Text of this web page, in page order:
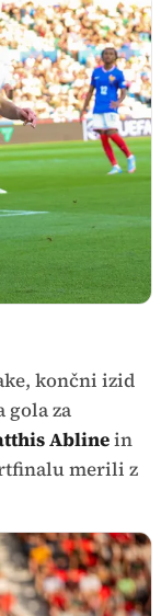
končni izid
gola za
Ablinein
merili z